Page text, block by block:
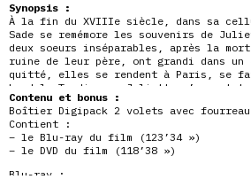
Synopsis :
À la fin du XVIIIe siècle, dans sa
Sade se remémore les souvenirs de
deux soeurs inséparables, après la
ruine de leur père, ont grandi dans un
quitté, elles se rendent à Paris, se
bordel. Tandis que Juliette s’y sent
préfère fuir et suivre un chemin plus
apprendra que la vertu ne lui sourit
Contenu et bonus :
Boîtier Digipack 2 volets avec fourreau
Contient :
– le Blu-ray du film (123’34 »)
– le DVD du film (118’38 »)
Blu-ray :